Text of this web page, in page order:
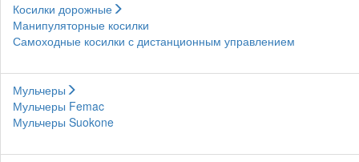
Косилки дорожные
Манипуляторные косилки
Самоходные косилки с дистанционным управлением
Мульчеры
Мульчеры Femac
Мульчеры Suokone